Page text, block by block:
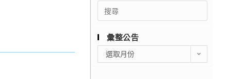
Search
for:
彙整公告
整
選取月份